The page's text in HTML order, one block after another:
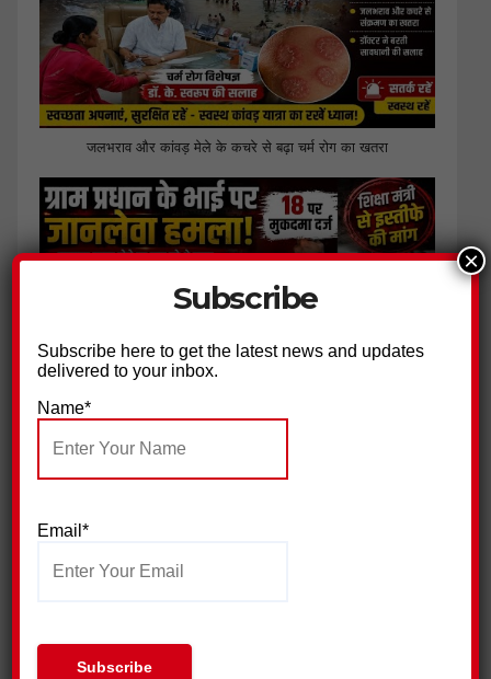
जलभराव और कांवड़ मेले के कचरे से बढ़ा चर्म रोग का खतरा
ग्राम प्रधान के भाई पर हमला, 18 नामजद आरोपियों पर मुकदमा दर्ज
Subscribe
Subscribe here to get the latest news and updates
delivered to your inbox.
Name*
Email*
×